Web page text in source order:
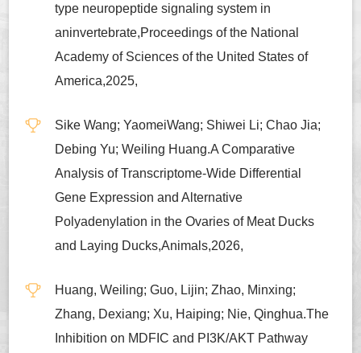
type neuropeptide signaling system in
aninvertebrate,Proceedings of the National
Academy of Sciences of the United States of
America,2025,
Sike Wang; YaomeiWang; Shiwei Li; Chao Jia;
Debing Yu; Weiling Huang.A Comparative
Analysis of Transcriptome-Wide Differential
Gene Expression and Alternative
Polyadenylation in the Ovaries of Meat Ducks
and Laying Ducks,Animals,2026,
Huang, Weiling; Guo, Lijin; Zhao, Minxing;
Zhang, Dexiang; Xu, Haiping; Nie, Qinghua.The
Inhibition on MDFIC and PI3K/AKT Pathway